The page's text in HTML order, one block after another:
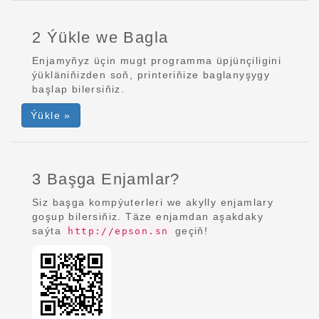
2 Ýükle we Bagla
Enjamyňyz üçin mugt programma üpjünçiligini
ýükläniňizden soň, printeriňize baglanyşygy
başlap bilersiňiz.
Ýükle »
3 Başga Enjamlar?
Siz başga kompýuterleri we akylly enjamlary
goşup bilersiňiz. Täze enjamdan aşakdaky
saýta
http://epson.sn geçiň!